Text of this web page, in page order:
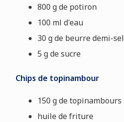
800 g de potiron
100 ml d'eau
30 g de beurre demi-sel
5 g de sucre
Chips de topinambour
150 g de topinambours
huile de friture